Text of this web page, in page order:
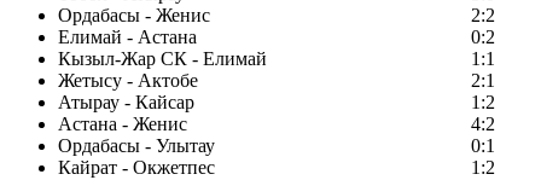
Ордабасы - Женис
2:2
Елимай - Астана
0:2
Кызыл-Жар СК - Елимай
1:1
Жетысу - Актобе
2:1
Атырау - Кайсар
1:2
Астана - Женис
4:2
Ордабасы - Улытау
0:1
Кайрат - Окжетпес
1:2